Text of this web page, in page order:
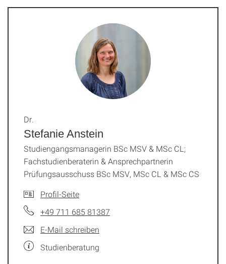
Stefanie Anstein
Dr.
Studiengangsmanagerin BSc MSV & MSc CL;
Fachstudienberaterin & Ansprechpartnerin
Prüfungsausschuss BSc MSV, MSc CL & MSc CS
Profil-Seite
+49 711 685 81387
E-Mail schreiben
Studienberatung